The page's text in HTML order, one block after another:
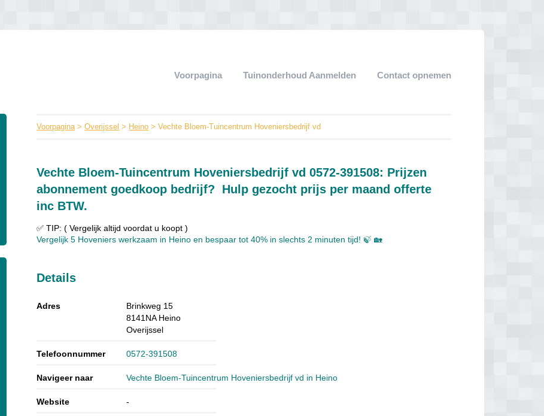
Voorpagina Tuinonderhoud Aanmelden Contact opnemen
Voorpagina>Overijssel > Heino > Vechte Bloem-Tuincentrum Hoveniersbedrijf vd
Vechte Bloem-Tuincentrum Hoveniersbedrijf vd 0572-391508: Prijzen
abonnement goedkoop bedrijf? Hulp gezocht prijs per maand offerte
inc BTW.
✅ TIP: ( Vergelijk altijd voordat u koopt )
Vergelijk 5 Hoveniers werkzaam in Heino en bespaar tot 40% in slechts 2 minuten tijd! 🍃 🏡
Details
Adres
Brinkweg 15
8141NA Heino
Overijssel
Telefoonnummer 0572-391508
Navigeer naar Vechte Bloem-Tuincentrum Hoveniersbedrijf vd in Heino
Website -